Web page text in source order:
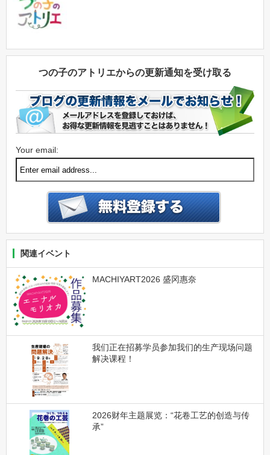
つの子のアトリエからの更新通知を受け取る
Your email:
関連イベント
MACHIYART2026 盛冈惠奈
我们正在招募学员参加我们的生产现场问题
解决课程！
2026财年主题展览：“花卷工艺的创造与传
承”